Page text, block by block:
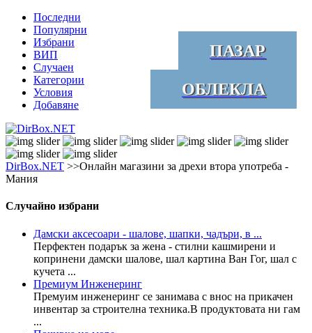
Последни
Популярни
Избрани
ВИП
Случаен
Категории
Условия
Добавяне
ПАЗАР
ОБЛЕКЛА
DirBox.NET >>Oнлайн магазини за дрехи втора употреба -
Мания
Случайно избрани
Дамски аксесоари - шалове, шапки, чадъри, в ...
Перфектен подарък за жена - стилни кашмирени и
копринени дамски шалове, шал картина Ван Гог, шал с
кучета ...
Премиум Инженеринг
Премуим инженеринг се занимава с внос на прикачен
инвентар за строителна техника.В продуктовата ни гам
...